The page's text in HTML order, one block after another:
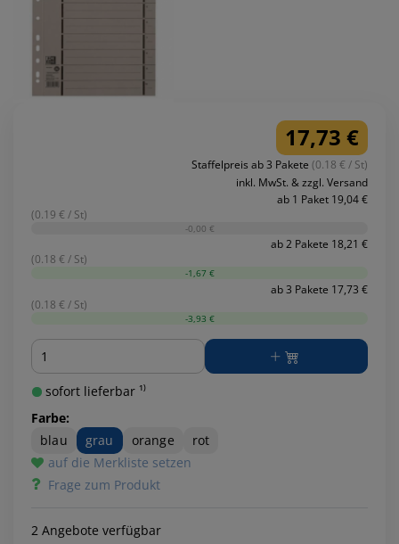
17,73 €
Staffelpreis ab 3 Pakete (0.18 € / St)
inkl. MwSt. & zzgl. Versand
ab 1 Paket 19,04 €
(0.19 € / St)
-0,00 €
ab 2 Pakete 18,21 €
(0.18 € / St)
-1,67 €
ab 3 Pakete 17,73 €
(0.18 € / St)
-3,93 €
Menge
sofort lieferbar ¹⁾
Farbe:
blau
grau orange
rot
auf die Merkliste setzen
Frage zum Produkt
2 Angebote verfügbar